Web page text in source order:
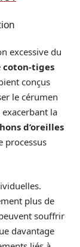
excessive du
coton-tiges
conçus
le cérumen
la
d’oreilles
processus
plus de
souffrir
davantage